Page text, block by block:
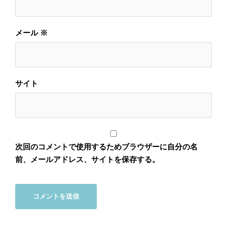
メール ※
サイト
次回のコメントで使用するためブラウザーに自分の名
前、メールアドレス、サイトを保存する。